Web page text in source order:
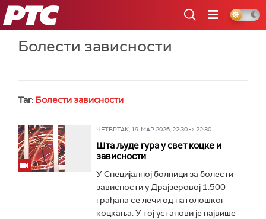
РТС
Болести зависности
Таг: Болести зависности
ЧЕТВРТАК, 19. МАР 2026, 22:30 -> 22:30
Шта људе гура у свет коцке и
зависности
У Специјалној болници за болести
зависности у Драјзеровој 1.500
грађана се лечи од патолошког
коцкања. У тој установи је највише